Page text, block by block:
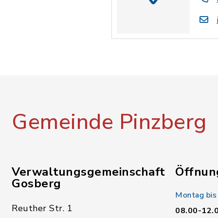
Gemeinde Pinzberg
Verwaltungsgemeinschaft
Gosberg
Reuther Str. 1
Montag
08.00-